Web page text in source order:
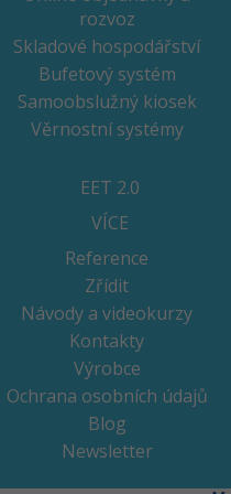
rozvoz
Skladové hospodářství
Bufetový systém
Samoobslužný kiosek
Věrnostní systémy
EET 2.0
VÍCE
Reference
Zřídit
Návody a videokurzy
Kontakty
Výrobce
Ochrana osobních údajů
Blog
Newsletter